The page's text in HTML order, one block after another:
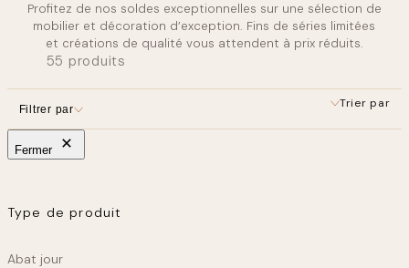
Mobilier
Luminaire
Linge de maison
Au salon
À table
Kids
Profitez de nos soldes exceptionnelles sur une sélection de
mobilier et décoration d’exception. Fins de séries limitées
et créations de qualité vous attendent à prix réduits.
55 produits
Filtrer par Trier par
Fermer
Type de produit
Produit
Abat jour